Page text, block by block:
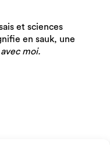
et sciences
en sauk, une
moi.